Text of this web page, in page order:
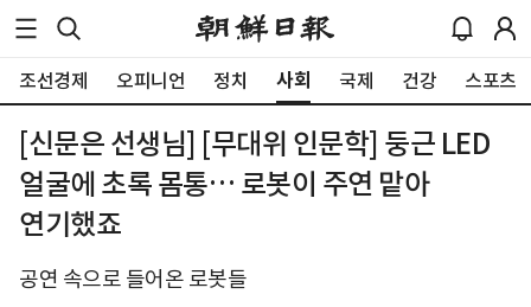
조선경제 오피니언 정치 사회 국제 건강 스포츠
[신문은 선생님] [무대위 인문학] 둥근 LED
얼굴에 초록 몸통… 로봇이 주연 맡아
연기했죠
공연 속으로 들어온 로봇들